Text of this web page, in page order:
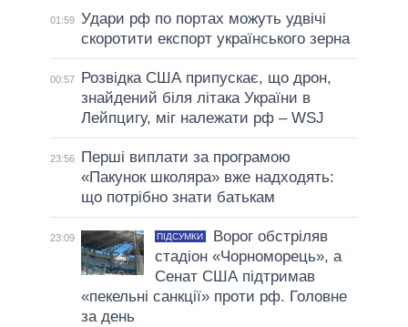
01:59 Удари рф по портах можуть удвічі
скоротити експорт українського зерна
00:57
Розвідка США припускає, що дрон,
знайдений біля літака України в
Лейпцигу, міг належати рф – WSJ
23:56
Перші виплати за програмою
«Пакунок школяра» вже надходять:
що потрібно знати батькам
23:09 ПІДСУМКИ
Ворог обстріляв
стадіон «Чорноморець», а
Сенат США підтримав
«пекельні санкції» проти рф. Головне
за день